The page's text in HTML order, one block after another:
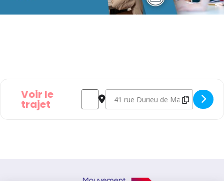
Voir le
trajet
Address - Atelier Conférence - Comment
Destination Address - Atelier